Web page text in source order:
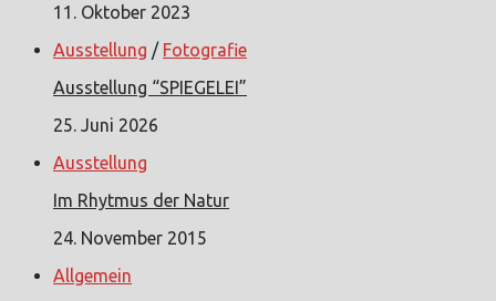
11. Oktober 2023
Ausstellung / Fotografie
Ausstellung “SPIEGELEI”
25. Juni 2026
Ausstellung
Im Rhytmus der Natur
24. November 2015
Allgemein